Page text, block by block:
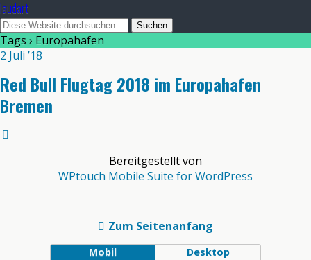
laudart
Tags › Europahafen
2 Juli ’18
Red Bull Flugtag 2018 im Europahafen
Bremen
Bereitgestellt von
WPtouch Mobile Suite for WordPress
Zum Seitenanfang
Mobil Desktop